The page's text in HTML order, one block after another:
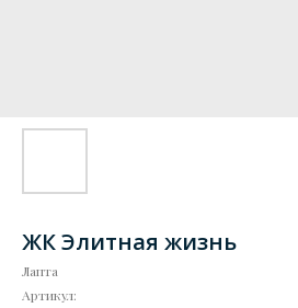
ЖК Элитная жизнь
Лапта
Артикул: